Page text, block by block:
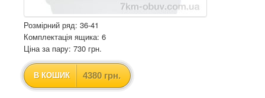
Розмірний ряд: 36-41
Комплектація ящика: 6
Ціна за пару: 730 грн.
В КОШИК 4380 грн.